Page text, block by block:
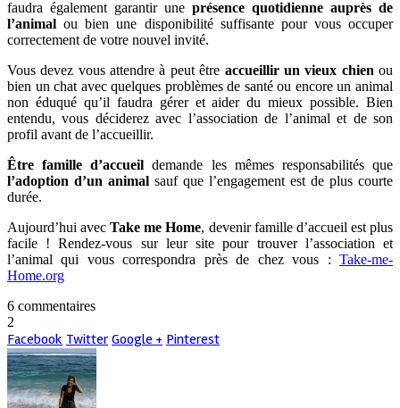
faudra également garantir une présence quotidienne auprès de
l’animal ou bien une disponibilité suffisante pour vous occuper
correctement de votre nouvel invité.
Vous devez vous attendre à peut être accueillir un vieux chien ou
bien un chat avec quelques problèmes de santé ou encore un animal
non éduqué qu’il faudra gérer et aider du mieux possible. Bien
entendu, vous déciderez avec l’association de l’animal et de son
profil avant de l’accueillir.
Être famille d’accueil demande les mêmes responsabilités que
l’adoption d’un animal sauf que l’engagement est de plus courte
durée.
Aujourd’hui avecTake me Home, devenir famille d’accueil est plus
facile ! Rendez-vous sur leur site pour trouver l’association et
l’animal qui vous correspondra près de chez vous : Take-me-
Home.org
6 commentaires
2
Facebook Twitter Google + Pinterest